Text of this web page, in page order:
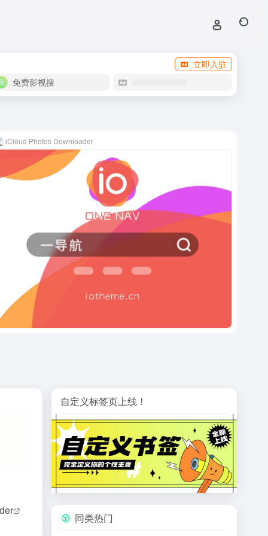
立即入驻
免费影视搜
iCloud Photos Downloader
自定义标签页上线！
同类热门